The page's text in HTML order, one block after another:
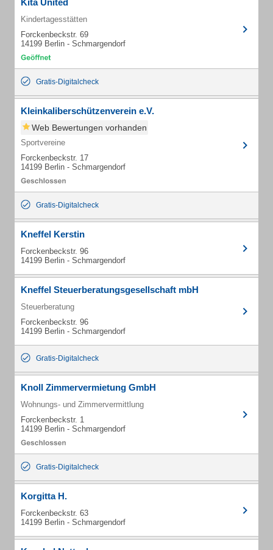
Kita United
Kindertagesstätten
Forckenbeckstr. 69
14199 Berlin - Schmargendorf
Gratis-Digitalcheck
Kleinkaliberschützenverein e.V.
Web Bewertungen vorhanden
Sportvereine
Forckenbeckstr. 17
14199 Berlin - Schmargendorf
Gratis-Digitalcheck
Kneffel Kerstin
Forckenbeckstr. 96
14199 Berlin - Schmargendorf
Kneffel Steuerberatungsgesellschaft mbH
Steuerberatung
Forckenbeckstr. 96
14199 Berlin - Schmargendorf
Gratis-Digitalcheck
Knoll Zimmervermietung GmbH
Wohnungs- und Zimmervermittlung
Forckenbeckstr. 1
14199 Berlin - Schmargendorf
Gratis-Digitalcheck
Korgitta H.
Forckenbeckstr. 63
14199 Berlin - Schmargendorf